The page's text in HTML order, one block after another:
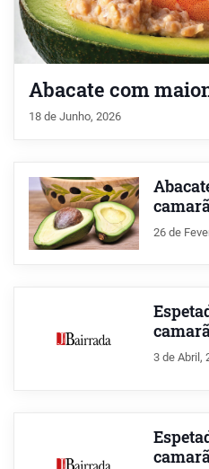
Abacate com
18 de Junho, 2026
26 de
3 de Abril,